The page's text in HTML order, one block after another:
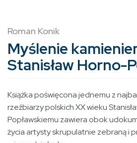
Roman Konik
Myślenie
Stanisław Horno-
Książka poświęcona jednemu z
rzeźbiarzy polskich XX wieku
Popławskiemu zawiera obok
życia artysty skrupulatnie zebraną i